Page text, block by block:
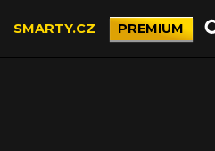
SMARTY.CZ PREMIUM